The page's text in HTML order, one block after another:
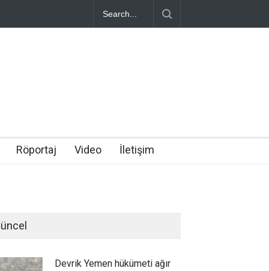
Röportaj Video İletişim
Devrik Yemen hükümeti ağır